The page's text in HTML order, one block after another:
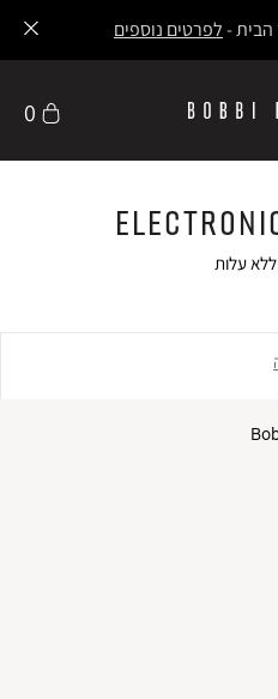
-לפרטים נוספים
0
עלות